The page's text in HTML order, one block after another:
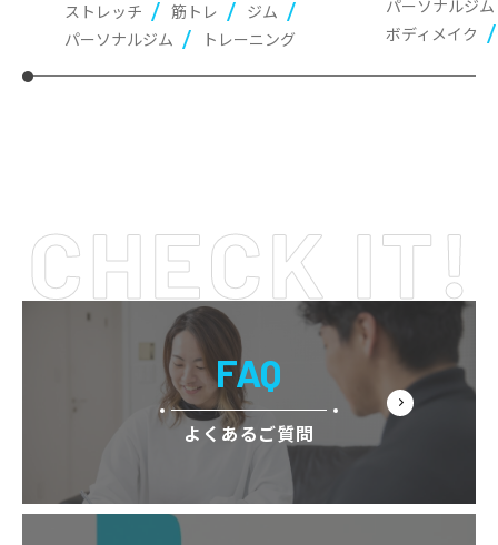
ストレッチ
筋トレ
ジム
パーソナルジム
トレーニング
パーソナルジム
ボディメイク
FAQ
よくあるご質問